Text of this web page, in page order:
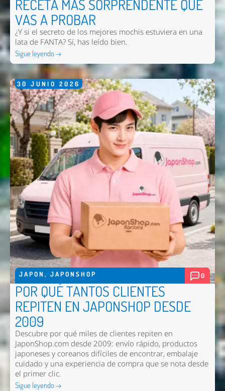
RECETA MÁS SORPRENDENTE QUE
VAS A PROBAR
¿Y si el secreto de los mejores mochis estuviera en una
lata de FANTA? Sí, has leído bien.
Sigue leyendo →
30 JUNIO 2026
JAPON , JAPONSHOP 0
POR QUÉ TANTOS CLIENTES
REPITEN EN JAPONSHOP DESDE
2009
Descubre por qué miles de clientes repiten en
JaponShop.com desde 2009: envío rápido, productos
japoneses y coreanos difíciles de encontrar, embalaje
cuidado y una experiencia de compra que se nota desde
el primer clic.
Sigue leyendo →